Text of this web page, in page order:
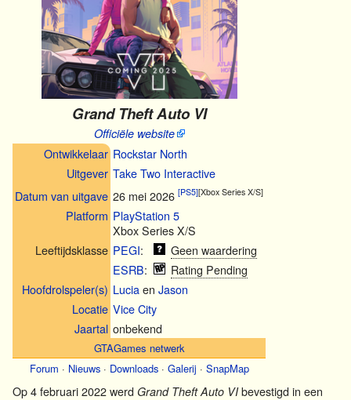
Grand Theft Auto VI
Officiële website
Ontwikkelaar Rockstar North
Uitgever Take Two Interactive
Datum van uitgave 26 mei 2026 [PS5][Xbox Series X/S]
Platform PlayStation 5
Xbox Series X/S
Leeftijdsklasse PEGI:
Geen waardering
ESRB:
Rating Pending
Hoofdrolspeler(s) Luciaen Jason
Locatie Vice City
Jaartal onbekend
GTAGames netwerk
Forum · Nieuws· Downloads· Galerij · SnapMap
Op 4 februari 2022 werd Grand Theft Auto VIbevestigd in een